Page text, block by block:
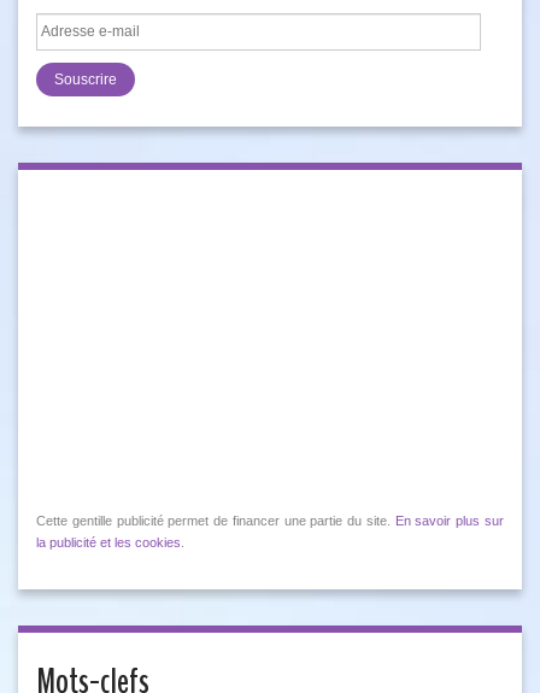
Adresse
e-
mail
Cette gentille publicité permet de financer une partie du site.
En savoir plus sur
la publicité et les cookies
Mots-clefs